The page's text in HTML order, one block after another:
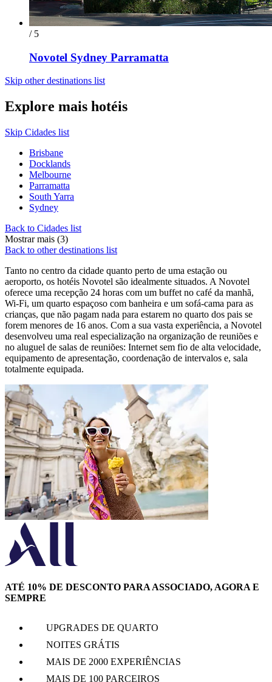
/ 5
Novotel Sydney Parramatta
Skip other destinations list
Explore mais hotéis
Skip Cidades list
Brisbane
Docklands
Melbourne
Parramatta
South Yarra
Sydney
Back to Cidades list
Mostrar mais (3)
Back to other destinations list
Tanto no centro da cidade quanto perto de uma estação ou
aeroporto, os hotéis Novotel são idealmente situados. A Novotel
oferece uma recepção 24 horas com um buffet no café da manhã,
Wi-Fi, um quarto espaçoso com banheira e um sofá-cama para as
crianças, que não pagam nada para estarem no quarto dos pais se
forem menores de 16 anos. Com a sua vasta experiência, a Novotel
desenvolveu uma real especialização na organização de reuniões e
no aluguel de salas de reuniões: Internet sem fio de alta velocidade,
equipamento de apresentação, coordenação de intervalos e, sala
totalmente equipada.
ATÉ 10% DE DESCONTO PARA ASSOCIADO, AGORA E
SEMPRE
UPGRADES DE QUARTO
NOITES GRÁTIS
MAIS DE 2000 EXPERIÊNCIAS
MAIS DE 100 PARCEIROS